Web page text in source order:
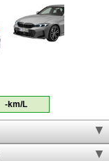
-km/L